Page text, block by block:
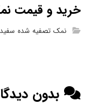
خرید و قیمت
نمک تصفیه شده
بدون